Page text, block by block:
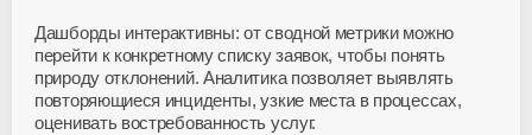
Дашборды интерактивны: от сводной метрики можно
перейти к конкретному списку заявок, чтобы понять
природу отклонений. Аналитика позволяет выявлять
повторяющиеся инциденты, узкие места в процессах,
оценивать востребованность услуг.